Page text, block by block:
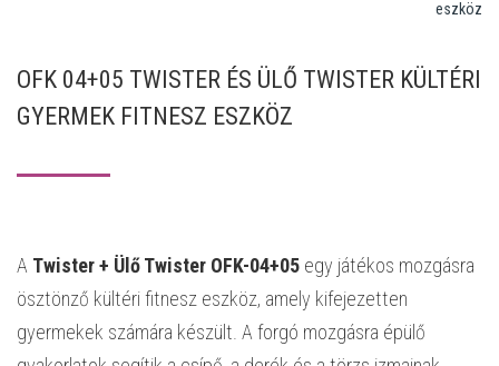
eszköz
OFK 04+05 TWISTER ÉS ÜLŐ TWISTER KÜLTÉRI
GYERMEK FITNESZ ESZKÖZ
A Twister + Ülő Twister OFK-04+05 egy játékos mozgásra
ösztönző kültéri fitnesz eszköz, amely kifejezetten
gyermekek számára készült. A forgó mozgásra épülő